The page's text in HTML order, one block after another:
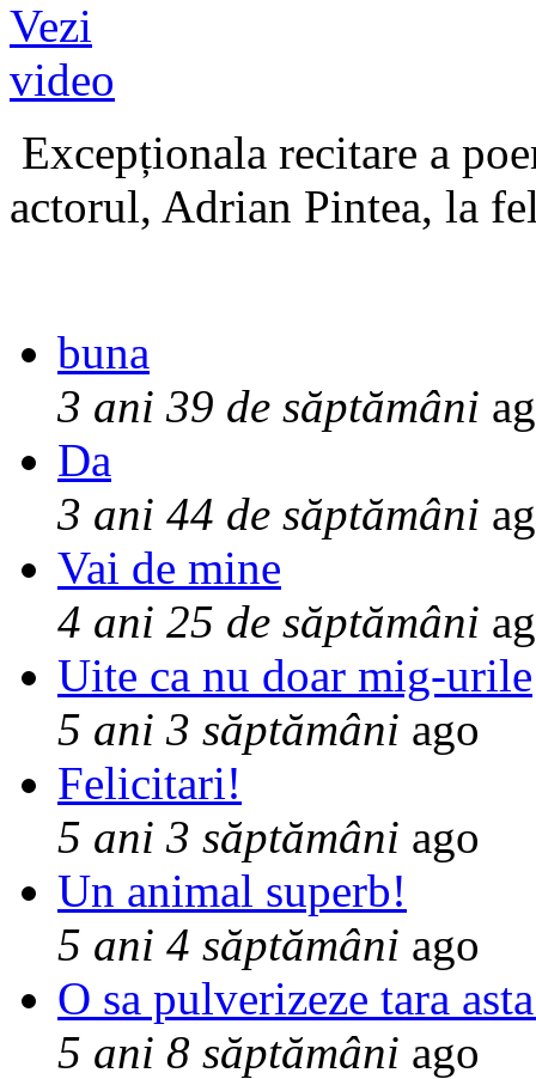
Excepționala recitare a
actorul, Adrian Pintea, la
buna
3 ani 39 de săptămâni
Da
3 ani 44 de săptămâni
Vai de mine
4 ani 25 de săptămâni
Uite ca nu doar mig-urile
5 ani 3 săptămâni ago
Felicitari!
5 ani 3 săptămâni ago
Un animal superb!
5 ani 4 săptămâni ago
O sa pulverizeze tara
5 ani 8 săptămâni ago